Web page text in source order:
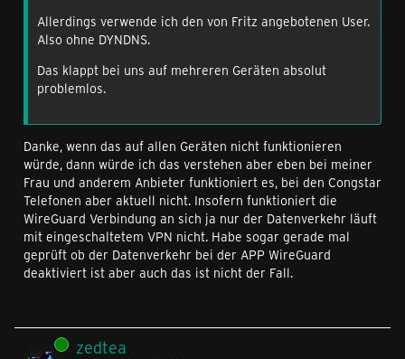
Allerdings verwende ich den von Fritz angebotenen User.
Also ohne DYNDNS.
Das klappt bei uns auf mehreren Geräten absolut
problemlos.
Danke, wenn das auf allen Geräten nicht funktionieren
würde, dann würde ich das verstehen aber eben bei meiner
Frau und anderem Anbieter funktioniert es, bei den Congstar
Telefonen aber aktuell nicht. Insofern funktioniert die
WireGuard Verbindung an sich ja nur der Datenverkehr läuft
mit eingeschaltetem VPN nicht. Habe sogar gerade mal
geprüft ob der Datenverkehr bei der APP WireGuard
deaktiviert ist aber auch das ist nicht der Fall.
zedtea